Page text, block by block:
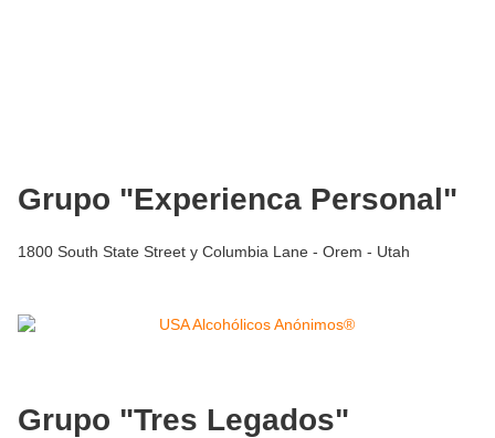
Grupo "Experienca Personal"
1800 South State Street y Columbia Lane - Orem - Utah
Grupo "Tres Legados"